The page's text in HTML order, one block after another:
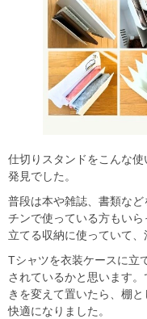
仕切りスタンドをこんな
発見でした。
普段は本や雑誌、書類な
チンで使っている方もいら
立てる収納に使っていて、
Tシャツを衣装ケースに立
されているかと思います
きを変えて置いたら、棚
快適になりました。